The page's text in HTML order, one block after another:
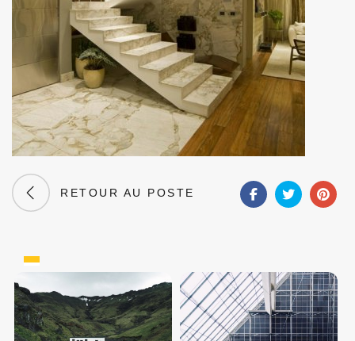
RETOUR AU POSTE